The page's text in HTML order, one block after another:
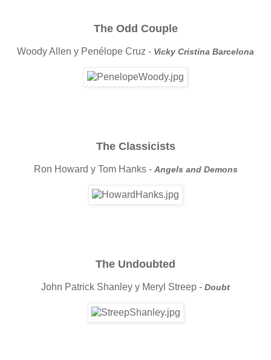
The Odd Couple
Woody Allen y Penélope Cruz - Vicky Cristina Barcelona
The Classicists
Ron Howard y Tom Hanks - Angels and Demons
The Undoubted
John Patrick Shanley y Meryl Streep - Doubt